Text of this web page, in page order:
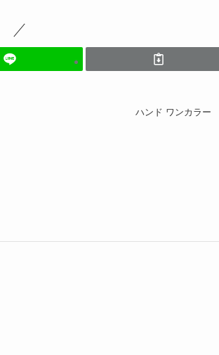
ハンド ワンカラー